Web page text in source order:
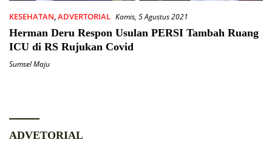
KESEHATAN,ADVERTORIAL Kamis, 5 Agustus 2021
Herman Deru Respon Usulan PERSI Tambah Ruang
ICU di RS Rujukan Covid
Sumsel Maju
ADVETORIAL